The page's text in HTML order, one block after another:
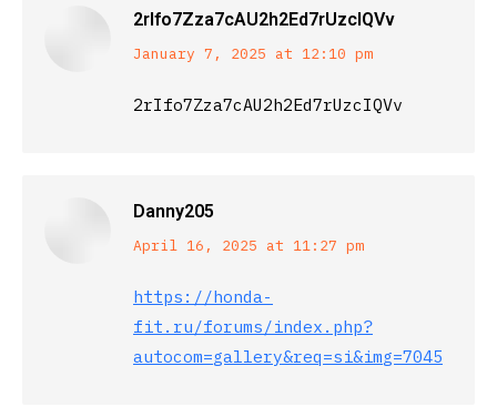
2rIfo7Zza7cAU2h2Ed7rUzcIQVv
says:
January 7, 2025 at 12:10 pm
2rIfo7Zza7cAU2h2Ed7rUzcIQVv
Danny205
says:
April 16, 2025 at 11:27 pm
https://honda-
fit.ru/forums/index.php?
autocom=gallery&req=si&img=7045